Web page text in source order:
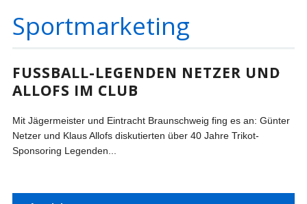
Sportmarketing
FUSSBALL-LEGENDEN NETZER UND A
LLOFS IM CLUB
Mit Jägermeister und Eintracht Braunschweig fing es an: Günter
Netzer und Klaus Allofs diskutierten über 40 Jahre Trikot-
Sponsoring Legenden...